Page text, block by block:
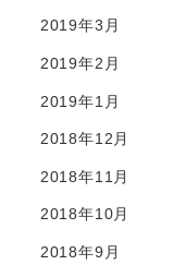
2019年3月
2019年2月
2019年1月
2018年12月
2018年11月
2018年10月
2018年9月